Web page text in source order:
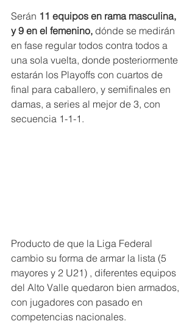
Serán 11 equipos en rama masculina,
y 9 en el femenino, dónde se medirán
en fase regular todos contra todos a
una sola vuelta, donde posteriormente
estarán los Playoffs con cuartos de
final para caballero, y semifinales en
damas, a series al mejor de 3, con
secuencia 1-1-1.
Producto de que la Liga Federal
cambio su forma de armar la lista (5
mayores y 2 U21) , diferentes equipos
del Alto Valle quedaron bien armados,
con jugadores con pasado en
competencias nacionales.